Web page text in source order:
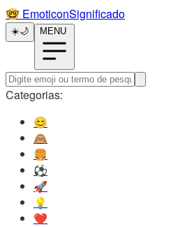
🤓️ EmoticonSignificado
☀️🌙 MENU
Categorias:
😊️
🙈️
🍔️
⚽️
🚀️
💡️
❤️